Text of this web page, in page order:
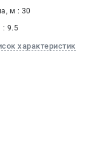
м : 30
: 9.5
характеристик